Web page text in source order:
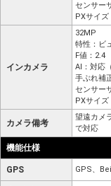
センサー
PXサイ
インカメラ
32MP
特性：ビ
F値：2.4
AI：対応
手ぶれ補
センサー
PXサイ
カメラ備考
望遠カメ
で対応
機能仕様
GPS GPS、